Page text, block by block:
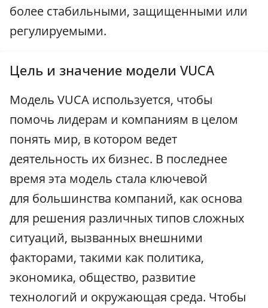
более стабильными, защищенными или
регулируемыми.
Цель и значение модели VUCA
Модель VUCA используется, чтобы
помочь лидерам и компаниям в целом
понять мир, в котором ведет
деятельность их бизнес. В последнее
время эта модель стала ключевой
для большинства компаний, как основа
для решения различных типов сложных
ситуаций, вызванных внешними
факторами, такими как политика,
экономика, общество, развитие
технологий и окружающая среда. Чтобы